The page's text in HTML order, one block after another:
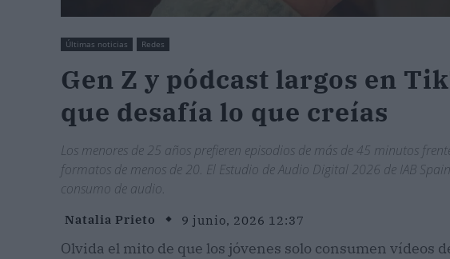
Últimas noticias Redes
Gen Z y pódcast largos en
que desafía lo que creías
Los menores de 25 años prefieren episodios de más de 45 minutos
formatos de menos de 20. El Estudio de Audio Digital 2026 de IAB
consumo de audio.
Natalia Prieto 9 junio, 2026 12:37
Olvida el mito de que los jóvenes solo consumen vídeos